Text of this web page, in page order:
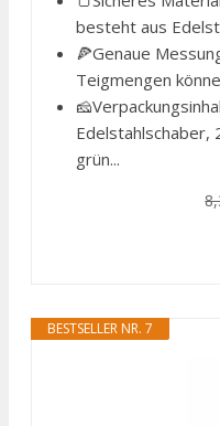
besteht aus
🍕Genaue
Teigmengen
Edelstahlschaber,
grün...
BESTSELLER NR. 7